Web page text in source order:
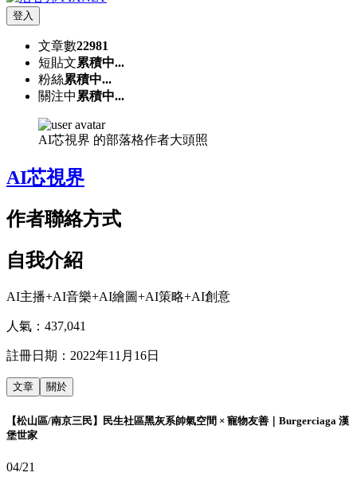
登入
文章數22981
短貼文累積中...
粉絲累積中...
關注中 累積中...
AI芯視界 的部落格作者大頭照
AI芯視界
作者聯絡方式
自我介紹
AI主播+AI音樂+AI繪圖+AI策略+AI創意
人氣： 437,041
註冊日期： 2022年11月16日
文章 關於
【松山區/南京三民】民生社區黑灰系帥氣空間 × 寵物友善｜Burgerciaga 漢
堡世家
04/21